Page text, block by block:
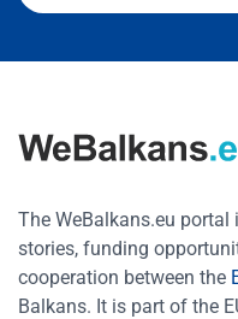
The WeBalkans.eu
stories, funding
cooperation between the
Balkans. It is part of the